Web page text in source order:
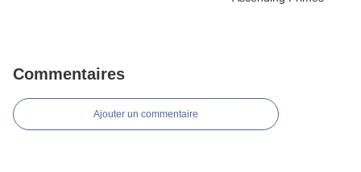
Commentaires
Ajouter un commentaire